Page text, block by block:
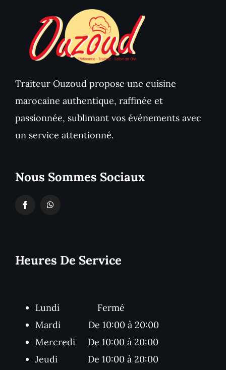
Traiteur Ouzoud propose une cuisine
marocaine authentique, raffinée et
passionnée, sublimant vos événements avec
un service attentionné.
Nous Sommes Sociaux
Heures De Service
Lundi Fermé
Mardi De 10:00 à 20:00
Mercredi De 10:00 à 20:00
Jeudi De 10:00 à 20:00